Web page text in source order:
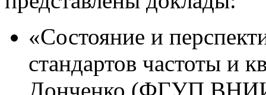
«Состояние и
стандартов частоты и
Донченко (ФГУП